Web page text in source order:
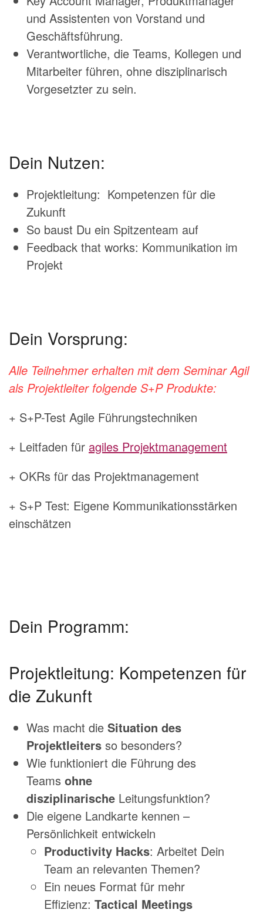
und Assistenten von Vorstand und
Geschäftsführung.
Verantwortliche, die Teams, Kollegen und
Mitarbeiter führen, ohne disziplinarisch
Vorgesetzter zu sein.
Dein Nutzen:
Projektleitung: Kompetenzen für die
Zukunft
So baust Du ein Spitzenteam auf
Feedback that works: Kommunikation im
Projekt
Dein Vorsprung:
Alle Teilnehmer erhalten mit dem Seminar Agil
als Projektleiter folgende S+P Produkte:
+ S+P-Test Agile Führungstechniken
+ Leitfaden für agiles Projektmanagement
+ OKRs für das Projektmanagement
+ S+P Test: Eigene Kommunikationsstärken
einschätzen
Dein Programm:
Projektleitung: Kompetenzen für
die Zukunft
Was macht die Situation des
Projektleiters so besonders?
Wie funktioniert die Führung des
Teams ohne
disziplinarische Leitungsfunktion?
Die eigene Landkarte kennen –
Persönlichkeit entwickeln
Productivity Hacks: Arbeitet Dein
Team an relevanten Themen?
Ein neues Format für mehr
Effizienz: Tactical Meetings